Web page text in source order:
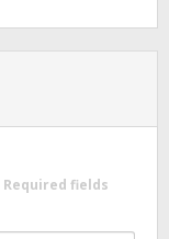
Required fields